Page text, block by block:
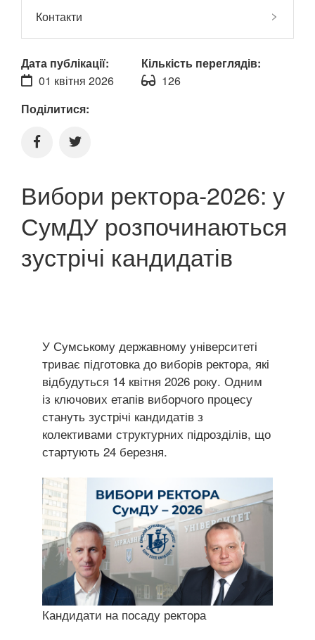
Контакти
Дата публікації:
01 квітня 2026
Кількість переглядів:
126
Поділитися:
Вибори ректора-2026: у
СумДУ розпочинаються
зустрічі кандидатів
У Сумському державному університеті
триває підготовка до виборів ректора, які
відбудуться 14 квітня 2026 року. Одним
із ключових етапів виборчого процесу
стануть зустрічі кандидатів з
колективами структурних підрозділів, що
стартують 24 березня.
Кандидати на посаду ректора